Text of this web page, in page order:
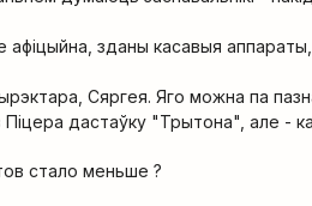
зданы касавыя
Сяргея. Яго можна па
Піцера дастаўку "Трытона", але -
стало меньше ?